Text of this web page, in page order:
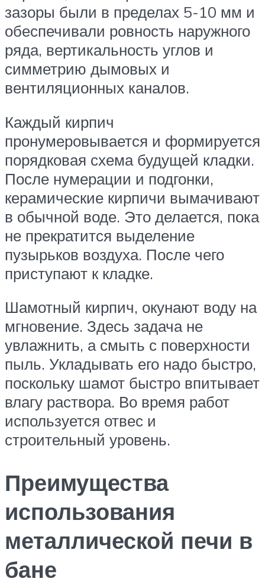
зазоры были в пределах 5-10 мм и
обеспечивали ровность наружного
ряда, вертикальность углов и
симметрию дымовых и
вентиляционных каналов.
Каждый кирпич
пронумеровывается и формируется
порядковая схема будущей кладки.
После нумерации и подгонки,
керамические кирпичи вымачивают
в обычной воде. Это делается, пока
не прекратится выделение
пузырьков воздуха. После чего
приступают к кладке.
Шамотный кирпич, окунают воду на
мгновение. Здесь задача не
увлажнить, а смыть с поверхности
пыль. Укладывать его надо быстро,
поскольку шамот быстро впитывает
влагу раствора. Во время работ
используется отвес и
строительный уровень.
Преимущества
использования
металлической печи в
бане